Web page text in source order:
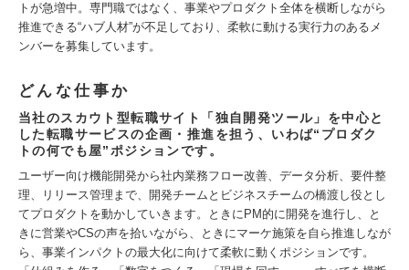
トが急増中。専門職ではなく、事業やプロダクト全体を横断しながら
推進できる“ハブ人材”が不足しており、柔軟に動ける実行力のあるメ
ンバーを募集しています。
どんな仕事か
当社のスカウト型転職サイト「独自開発ツール」を中心と
した転職サービスの企画・推進を担う、いわば“プロダク
トの何でも屋”ポジションです。
ユーザー向け機能開発から社内業務フロー改善、データ分析、要件整
理、リリース管理まで、開発チームとビジネスチームの橋渡し役とし
てプロダクトを動かしていきます。ときにPM的に開発を進行し、と
きに営業やCSの声を拾いながら、ときにマーケ施策を自ら推進しなが
ら、事業インパクトの最大化に向けて柔軟に動くポジションです。